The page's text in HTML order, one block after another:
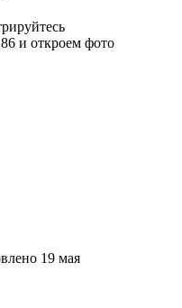
и откроем фото
19 мая